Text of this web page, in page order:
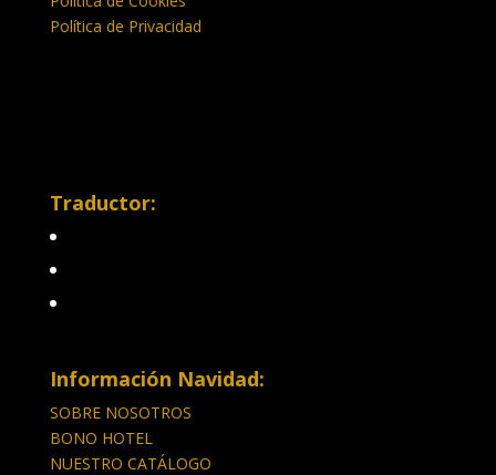
Política de Privacidad
Traductor:
Información Navidad:
SOBRE NOSOTROS
BONO HOTEL
NUESTRO CATÁLOGO